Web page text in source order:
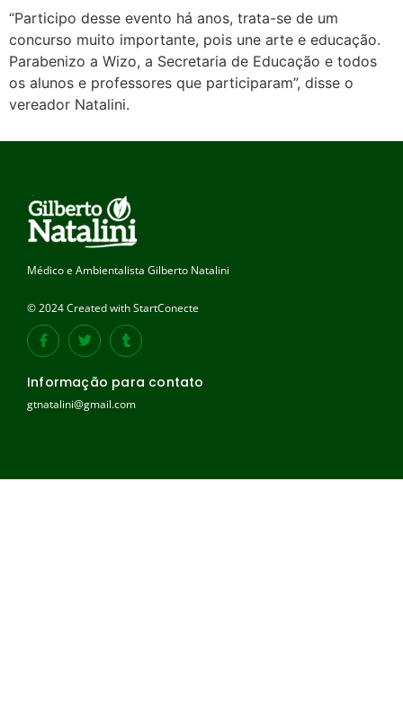
“Participo desse evento há anos, trata-se de um
concurso muito importante, pois une arte e educação.
Parabenizo a Wizo, a Secretaria de Educação e todos
os alunos e professores que participaram”, disse o
vereador Natalini.
Médico e Ambientalista Gilberto Natalini
© 2024 Created with StartConecte
Informação para contato
gtnatalini@gmail.com